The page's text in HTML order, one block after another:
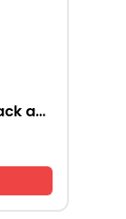
Glissières So class black avec piston